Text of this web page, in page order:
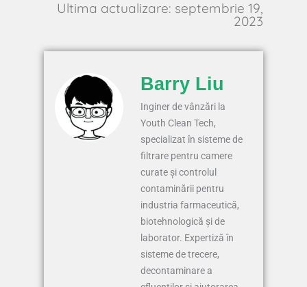
Ultima actualizare: septembrie 19,
2023
Barry Liu
Inginer de vânzări la
Youth Clean Tech,
specializat în sisteme de
filtrare pentru camere
curate și controlul
contaminării pentru
industria farmaceutică,
biotehnologică și de
laborator. Expertiză în
sisteme de trecere,
decontaminare a